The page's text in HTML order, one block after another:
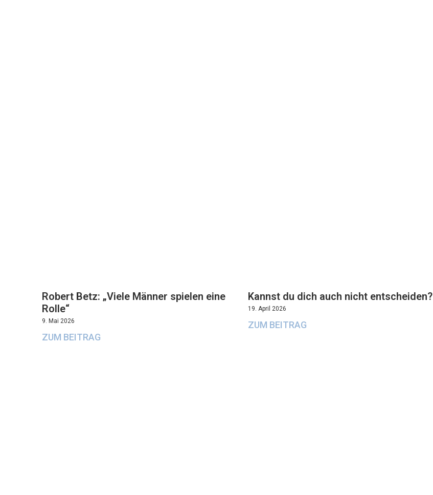
Robert Betz: „Viele Männer spielen eine
Rolle“
9. Mai 2026
ZUM BEITRAG
Kannst du dich auch nicht entscheiden?
19. April 2026
ZUM BEITRAG